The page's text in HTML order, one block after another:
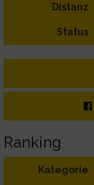
Distanz
Status
Ranking
Kategorie